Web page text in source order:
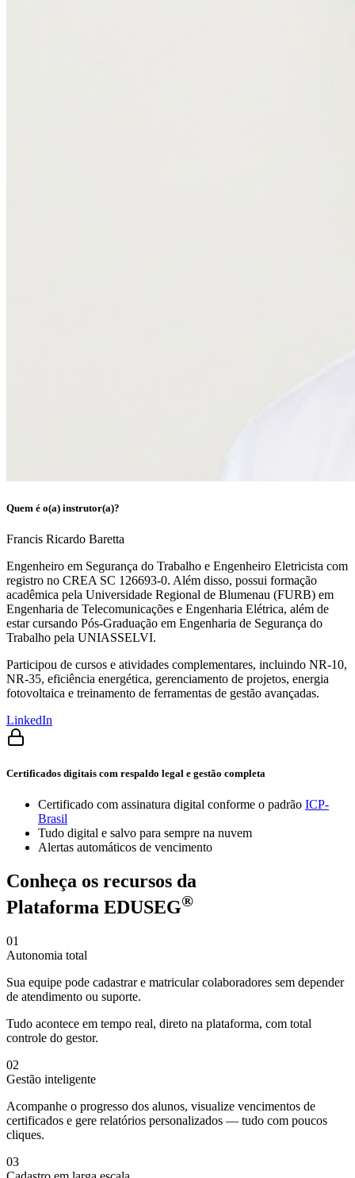
Quem é o(a) instrutor(a)?
Francis Ricardo Baretta
Engenheiro em Segurança do Trabalho e Engenheiro Eletricista com
registro no CREA SC 126693-0. Além disso, possui formação
acadêmica pela Universidade Regional de Blumenau (FURB) em
Engenharia de Telecomunicações e Engenharia Elétrica, além de
estar cursando Pós-Graduação em Engenharia de Segurança do
Trabalho pela UNIASSELVI.
Participou de cursos e atividades complementares, incluindo NR-10,
NR-35, eficiência energética, gerenciamento de projetos, energia
fotovoltaica e treinamento de ferramentas de gestão avançadas.
LinkedIn
Certificados digitais com respaldo legal e gestão completa
Certificado com assinatura digital conforme o padrão ICP-
Brasil
Tudo digital e salvo para sempre na nuvem
Alertas automáticos de vencimento
Conheça os recursos da
Plataforma EDUSEG®
01
Autonomia total
Sua equipe pode cadastrar e matricular colaboradores sem depender
de atendimento ou suporte.
Tudo acontece em tempo real, direto na plataforma, com total
controle do gestor.
02
Gestão inteligente
Acompanhe o progresso dos alunos, visualize vencimentos de
certificados e gere relatórios personalizados — tudo com poucos
cliques.
03